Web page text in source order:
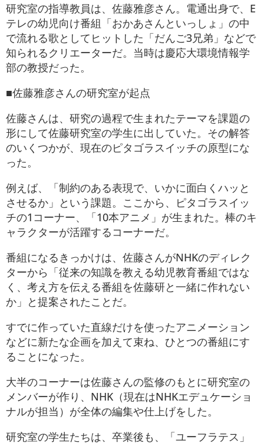
研究室の指導教員は、佐藤雅彦さん。電通出身で、E
テレの幼児向け番組「おかあさんといっしょ」の中
で流れる歌としてヒットした「だんご3兄弟」などで
知られるクリエーターだ。当時は慶応大環境情報学
部の教授だった。
■佐藤雅彦さんの研究室が起点
佐藤さんは、研究の過程で生まれたテーマを課題の
形にして佐藤研究室の学生に出していた。その解答
のいくつかが、現在のピタゴラスイッチの原型にな
った。
例えば、「制約のある表現で、いかに面白くハッと
させるか」という課題。ここから、ピタゴラスイッ
チの1コーナー、「10本アニメ」が生まれた。棒のキ
ャラクターが活躍するコーナーだ。
番組になるきっかけは、佐藤さんがNHKのディレク
ターから「従来の知識を教える幼児教育番組ではな
く、考え方を伝える番組を佐藤研と一緒に作れない
か」と提案されたことだ。
すでに作っていた直線だけを使ったアニメーション
などに新たな企画を加えて束ね、ひとつの番組にす
ることになった。
大半のコーナーは佐藤さんの監修のもとに研究室の
メンバーが作り、NHK（現在はNHKエデュケーショ
ナルが担当）が全体の編集や仕上げをした。
研究室の学生たちは、卒業後も、「ユーフラテス」